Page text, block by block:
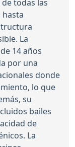
todas las
hasta
La
14 años
por una
donde
lo que
su
bailes
de
La